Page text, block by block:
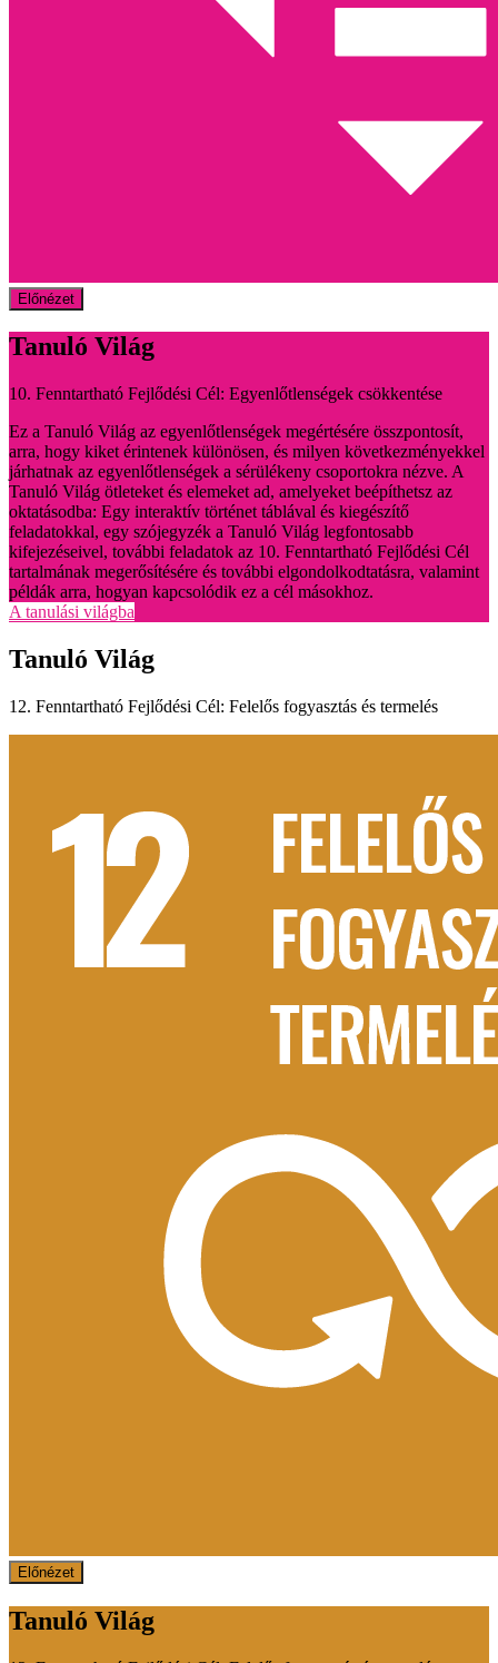
Előnézet
Tanuló Világ
10. Fenntartható Fejlődési Cél: Egyenlőtlenségek csökkentése
Ez a Tanuló Világ az egyenlőtlenségek megértésére összpontosít,
arra, hogy kiket érintenek különösen, és milyen következményekkel
járhatnak az egyenlőtlenségek a sérülékeny csoportokra nézve. A
Tanuló Világ ötleteket és elemeket ad, amelyeket beépíthetsz az
oktatásodba: Egy interaktív történet táblával és kiegészítő
feladatokkal, egy szójegyzék a Tanuló Világ legfontosabb
kifejezéseivel, további feladatok az 10. Fenntartható Fejlődési Cél
tartalmának megerősítésére és további elgondolkodtatásra, valamint
példák arra, hogyan kapcsolódik ez a cél másokhoz.
A tanulási világba
Tanuló Világ
12. Fenntartható Fejlődési Cél: Felelős fogyasztás és termelés
Előnézet
Tanuló Világ